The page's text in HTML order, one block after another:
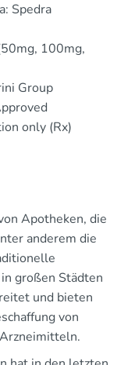
Spedra
100mg,
Group
only (Rx)
Apotheken, die
anderem die
großen Städten
und bieten
von